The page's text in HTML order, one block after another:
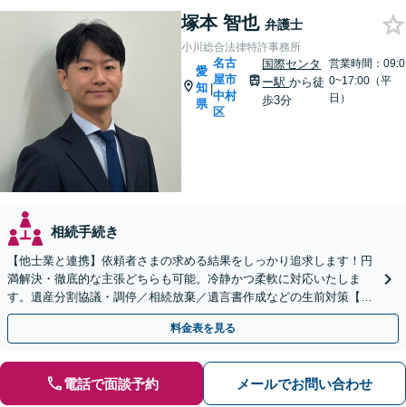
塚本 智也 弁護士
小川総合法律特許事務所
愛
知
県
|
名古
屋市
中村
区
国際センタ
ー駅から徒
歩3分
営業時間：09:0
0~17:00（平
日）
相続手続き
【他士業と連携】依頼者さまの求める結果をしっかり追求します！円
満解決・徹底的な主張どちらも可能。冷静かつ柔軟に対応いたしま
す。遺産分割協議・調停／相続放棄／遺言書作成などの生前対策【初
回相談無料】【休日対応可能】
料金表を見る
電話で面談予約 メールでお問い合わせ